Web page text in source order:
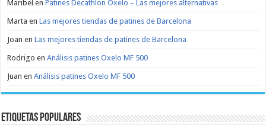
Maribel enPatines Decathlon Oxelo – Las mejores alternativas
Marta enLas mejores tiendas de patines de Barcelona
Joan enLas mejores tiendas de patines de Barcelona
Rodrigo enAnálisis patines Oxelo MF 500
Juan enAnálisis patines Oxelo MF 500
Etiquetas populares